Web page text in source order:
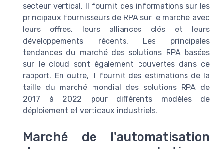
secteur vertical. Il fournit des informations sur les
principaux fournisseurs de RPA sur le marché avec
leurs offres, leurs alliances clés et leurs
développements récents. Les principales
tendances du marché des solutions RPA basées
sur le cloud sont également couvertes dans ce
rapport. En outre, il fournit des estimations de la
taille du marché mondial des solutions RPA de
2017 à 2022 pour différents modèles de
déploiement et verticaux industriels.
Marché de l'automatisation